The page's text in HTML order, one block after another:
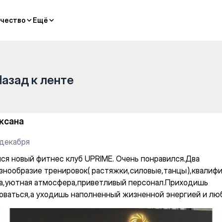
Ещё
Ещё
к ленте
новый фитнес клуб UPRIME. Очень понравился.Два
тренировок(
атмосфера,приветливый персонал.Приходишь
уходишь наполненный жизненной энергией и